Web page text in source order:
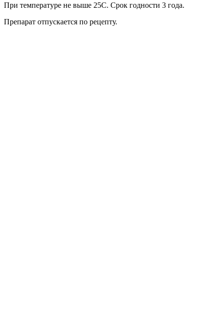
При температуре не выше 25C. Срок годности 3 года.
Препарат отпускается по рецепту.